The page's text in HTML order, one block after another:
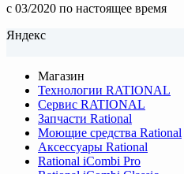
c 03/2020 по настоящее время
Яндекс
Магазин
Технологии RATIONAL
Сервис RATIONAL
Запчасти Rational
Моющие средства Rational
Аксессуары Rational
Rational iCombi Pro